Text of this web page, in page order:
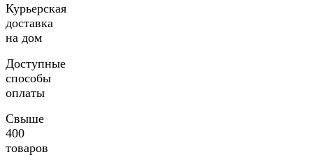
Курьерская
доставка
на дом
Доступные
способы
оплаты
Свыше
400
товаров